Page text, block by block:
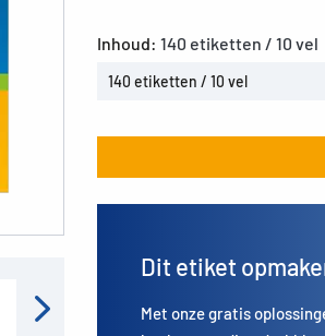
Inhoud: 140 etiketten / 10 vel
140 etiketten / 10 vel
Dit etiket
Met onze gratis